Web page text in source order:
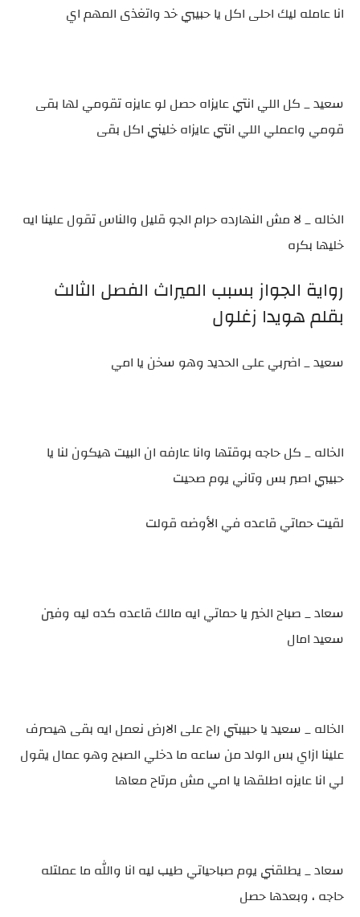
انا عامله ليك احلى اكل يا حبيبي خد واتغذى المهم اي
سعيد _ كل اللي انتي عايزاه حصل لو عايزه تقومي لها بقى
قومي واعملي اللي انتي عايزاه خليني اكل بقى
الخاله _ لا مش النهارده حرام الجو قليل والناس تقول علينا ايه
خليها بكره
رواية الجواز بسبب الميراث الفصل الثالث
بقلم هويدا زغلول
سعيد _ اضربي على الحديد وهو سخن يا امي
الخاله _ كل حاجه بوقتها وانا عارفه ان البيت هيكون لنا يا
حبيبي اصبر بس وتاني يوم صحيت
لقيت حماتي قاعده في الأوضه قولت
سعاد _ صباح الخير يا حماتي ايه مالك قاعده كده ليه وفين
سعيد امال
الخاله _ سعيد يا حبيبتي راح على الارض نعمل ايه بقى هيصرف
علينا ازاي بس الولد من ساعه ما دخلي الصبح وهو عمال يقول
لي انا عايزه اطلقها يا امي مش مرتاح معاها
سعاد _ يطلقني يوم صباحياتي طيب ليه انا والله ما عملتله
حاجه ، وبعدها حصل